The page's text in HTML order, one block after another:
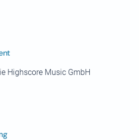
Highscore Music GmbH